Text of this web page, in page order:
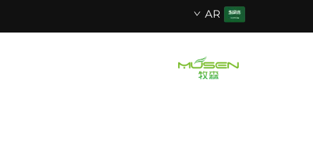
AR